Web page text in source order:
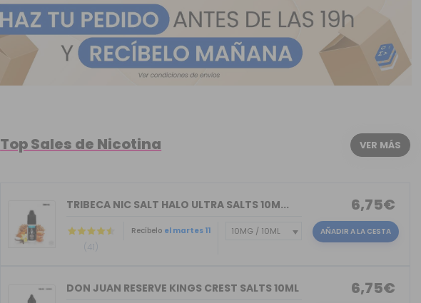
Top Sales de Nicotina VER MÁS
TRIBECA NIC SALT HALO ULTRA SALTS 10M...
(41)
Recíbelo el martes 11
6,75€
AÑADIR A LA CESTA
DON JUAN RESERVE KINGS CREST SALTS 10ML 6,75€